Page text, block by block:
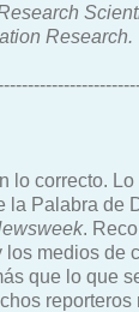
Research.
lo correcto.
la Palabra de
.
medios de
que lo que